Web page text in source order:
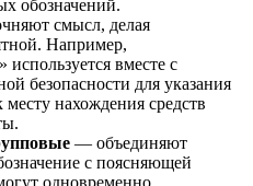
обозначений.
смысл, делая
Например,
вместе с
безопасности для указания
нахождения средств
— объединяют
с поясняющей
одновременно